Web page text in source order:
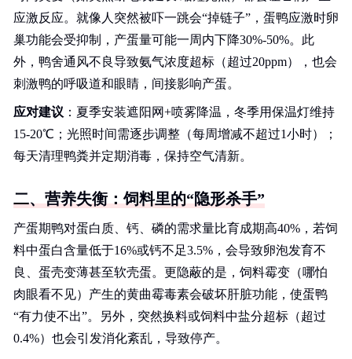
应激反应。就像人突然被吓一跳会“掉链子”，蛋鸭应激时卵
巢功能会受抑制，产蛋量可能一周内下降30%-50%。此
外，鸭舍通风不良导致氨气浓度超标（超过20ppm），也会
刺激鸭的呼吸道和眼睛，间接影响产蛋。
应对建议 ：夏季安装遮阳网+喷雾降温，冬季用保温灯维持
15-20℃；光照时间需逐步调整（每周增减不超过1小时）；
每天清理鸭粪并定期消毒，保持空气清新。
二、营养失衡：饲料里的“隐形杀手”
产蛋期鸭对蛋白质、钙、磷的需求量比育成期高40%，若饲
料中蛋白含量低于16%或钙不足3.5%，会导致卵泡发育不
良、蛋壳变薄甚至软壳蛋。更隐蔽的是，饲料霉变（哪怕
肉眼看不见）产生的黄曲霉毒素会破坏肝脏功能，使蛋鸭
“有力使不出”。另外，突然换料或饲料中盐分超标（超过
0.4%）也会引发消化紊乱，导致停产。